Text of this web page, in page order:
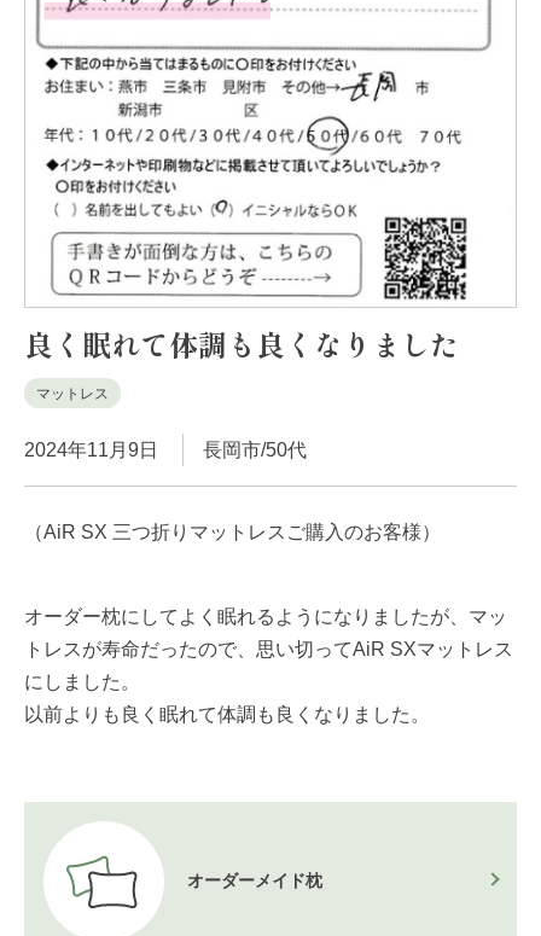
良く眠れて体調も良くなりました
マットレス
2024年11月9日 長岡市/50代
（AiR SX 三つ折りマットレスご購入のお客様）
オーダー枕にしてよく眠れるようになりましたが、マッ
トレスが寿命だったので、思い切ってAiR SXマットレス
にしました。
以前よりも良く眠れて体調も良くなりました。
オーダーメイド枕